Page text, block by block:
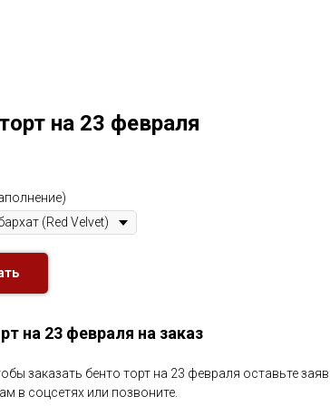
на 23 февраля
на 23 февраля на заказ
заказать бенто торт на 23 февраля оставьте
в соцсетях или позвоните.